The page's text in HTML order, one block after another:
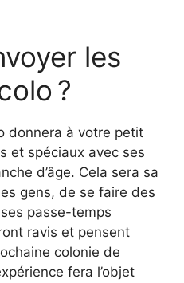
les
?
donnera à votre petit
et spéciaux avec ses
d’âge. Cela sera sa
gens, de se faire des
passe-temps
ravis et pensent
colonie de
fera l’objet